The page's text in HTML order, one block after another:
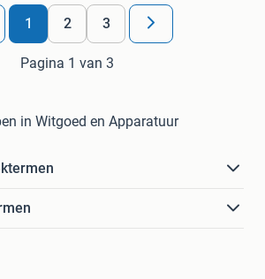
1 2 3
Pagina 1 van 3
in Witgoed en Apparatuur